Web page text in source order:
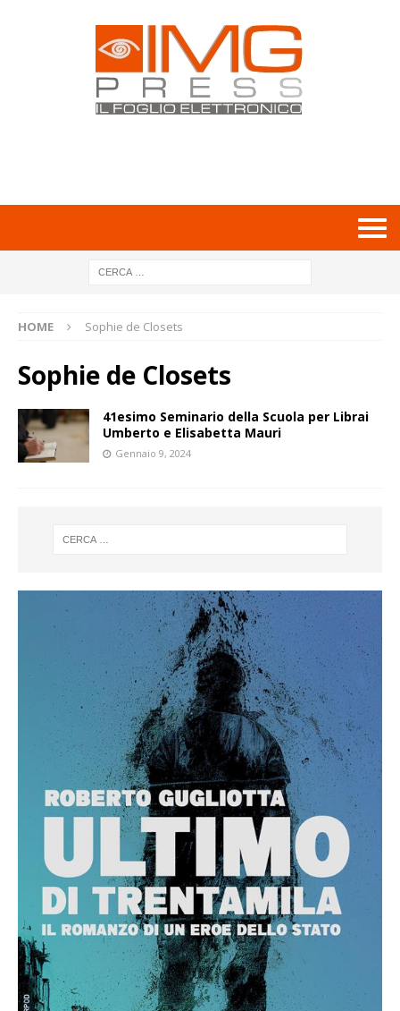
HOME Sophie de Closets
Sophie de Closets
41esimo Seminario della Scuola per Librai
Umberto e Elisabetta Mauri
Gennaio 9, 2024